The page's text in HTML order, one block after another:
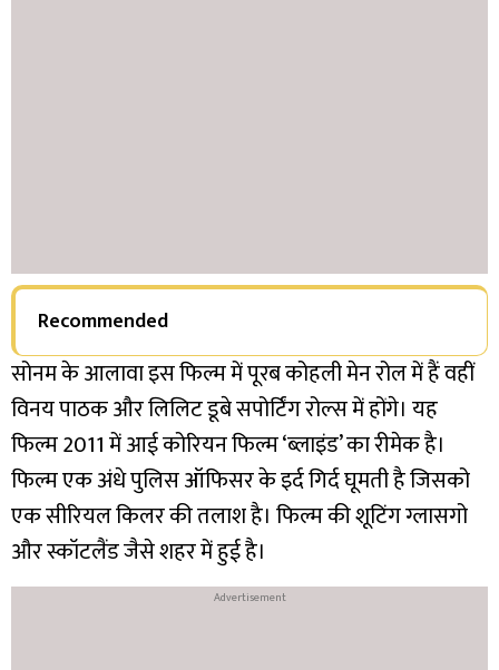
Recommended
सोनम के आलावा इस फिल्म में पूरब कोहली मेन रोल में हैं वहीं
विनय पाठक और लिलिट डूबे सपोर्टिंग रोल्स में होंगे। यह
फिल्म 2011 में आई कोरियन फिल्म ‘ब्लाइंड’ का रीमेक है।
फिल्म एक अंधे पुलिस ऑफिसर के इर्द गिर्द घूमती है जिसको
एक सीरियल किलर की तलाश है। फिल्म की शूटिंग ग्लासगो
और स्कॉटलैंड जैसे शहर में हुई है।